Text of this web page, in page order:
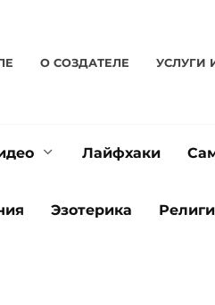
О CОЗДАТЕЛЕ УСЛУГИ
Лайфхаки
Эзотерика